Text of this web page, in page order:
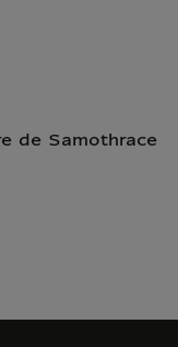
de Samothrace